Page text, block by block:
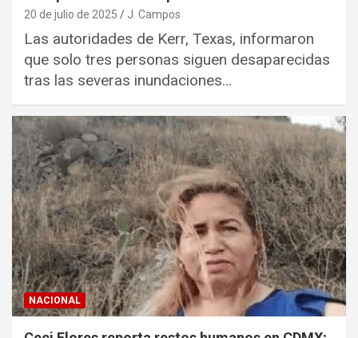
20 de julio de 2025 J. Campos
Las autoridades de Kerr, Texas, informaron
que solo tres personas siguen desaparecidas
tras las severas inundaciones…
NACIONAL